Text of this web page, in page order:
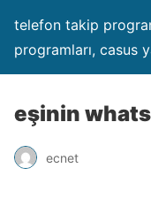
telefon takip
programları, casus
eşinin
ecnet